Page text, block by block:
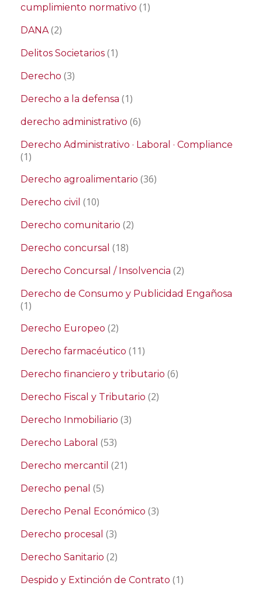
cumplimiento normativo (1)
DANA(2)
Delitos Societarios (1)
Derecho (3)
Derecho a la defensa (1)
derecho administrativo (6)
Derecho Administrativo · Laboral · Compliance
(1)
Derecho agroalimentario (36)
Derecho civil (10)
Derecho comunitario (2)
Derecho concursal (18)
Derecho Concursal / Insolvencia (2)
Derecho de Consumo y Publicidad Engañosa
(1)
Derecho Europeo (2)
Derecho farmacéutico (11)
Derecho financiero y tributario (6)
Derecho Fiscal y Tributario (2)
Derecho Inmobiliario (3)
Derecho Laboral (53)
Derecho mercantil (21)
Derecho penal (5)
Derecho Penal Económico (3)
Derecho procesal (3)
Derecho Sanitario (2)
Despido y Extinción de Contrato (1)